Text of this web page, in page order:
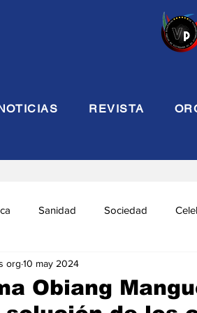
REVISTA
Sanidad Sociedad
Turismo
Obiang
org 10 may 2024